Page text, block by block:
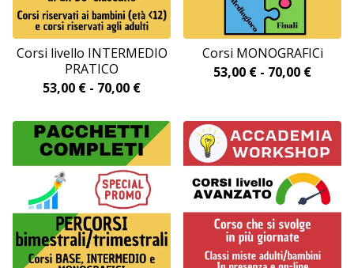
Corsi livello INTERMEDIO
PRATICO
53,00 € - 70,00 €
Corsi MONOGRAFICi
53,00 € - 70,00 €